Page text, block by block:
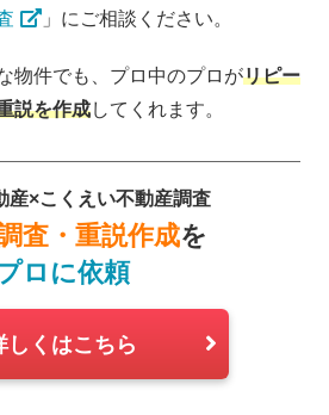
」にご相談ください。
物件でも、プロ中のプロがリピー
説を作成してくれます。
産×こくえい不動産調査
査・重説作成を
ロに依頼
しくはこちら